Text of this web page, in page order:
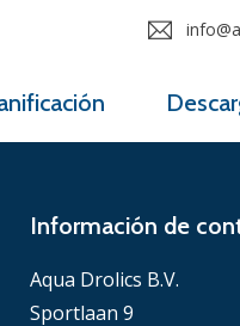
Información de
Aqua Drolics B.V.
Sportlaan 9